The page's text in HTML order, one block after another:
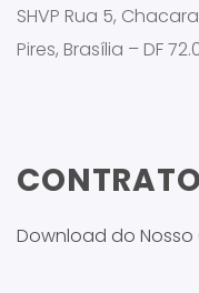
SHVP Rua 5, Chacara
Pires, Brasília – DF
Download do Nosso